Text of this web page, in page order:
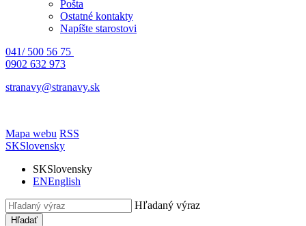
Pošta
Ostatné kontakty
Napíšte starostovi
041/ 500 56 75
0902 632 973
stranavy@stranavy.sk
Mapa webu RSS
SKSlovensky
SKSlovensky
ENEnglish
Hľadaný výraz
Hľadať